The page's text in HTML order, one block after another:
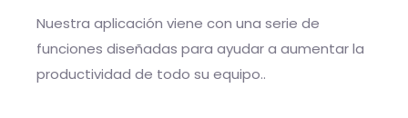
Nuestra aplicación viene con una serie de
funciones diseñadas para ayudar a aumentar la
productividad de todo su equipo..